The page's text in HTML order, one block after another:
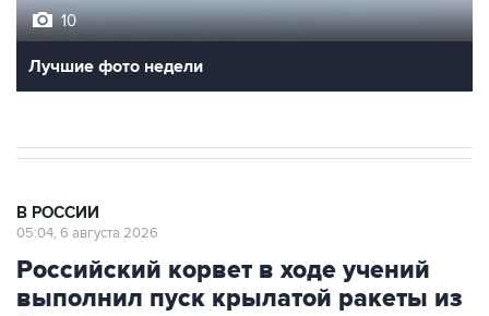
10
Лучшие фото недели
В РОССИИ
05:04, 6 августа 2026
Российский корвет в ходе учений
выполнил пуск крылатой ракеты из